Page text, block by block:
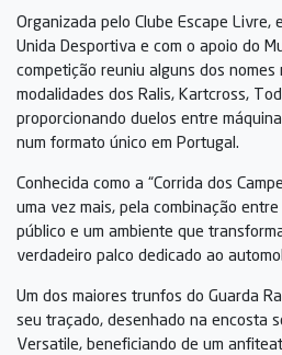
Organizada pelo Clube Escape Livre,
Unida Desportiva e com o apoio do
competição reuniu alguns dos nomes
modalidades dos Ralis, Kartcross,
proporcionando duelos entre
num formato único em Portugal.
Conhecida como a “Corrida dos
uma vez mais, pela combinação
público e um ambiente que
verdadeiro palco dedicado ao
Um dos maiores trunfos do Guarda
seu traçado, desenhado na encosta
Versatile, beneficiando de um